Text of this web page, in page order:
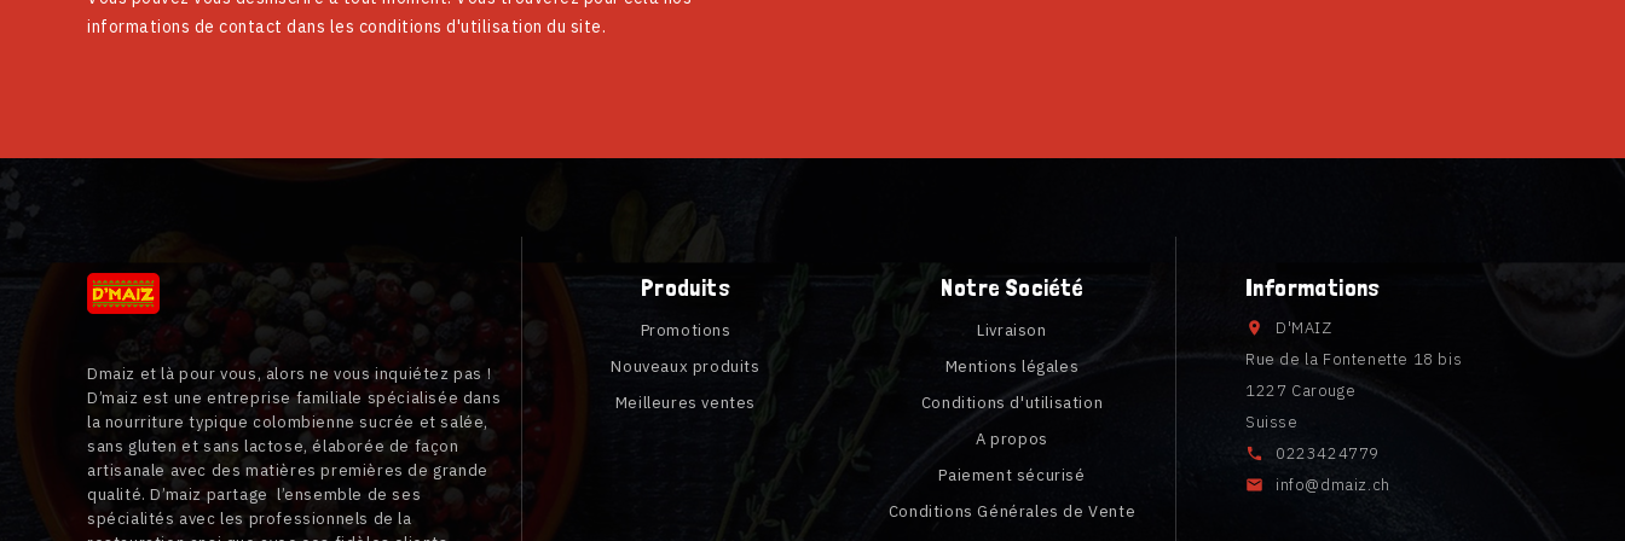
informations de contact dans les conditions d'utilisation du site.
Dmaiz et là pour vous, alors ne vous inquiétez pas !
D’maiz est une entreprise familiale spécialisée dans
la nourriture typique colombienne sucrée et salée,
sans gluten et sans lactose, élaborée de façon
artisanale avec des matières premières de grande
qualité. D’maiz partage l’ensemble de ses
spécialités avec les professionnels de la
Produits
Promotions
Nouveaux produits
Meilleures ventes
Notre Société
Livraison
Mentions légales
Conditions d'utilisation
A propos
Paiement sécurisé
Conditions Générales de Vente
Informations

D'MAIZ
Rue de la Fontenette 18 bis
1227 Carouge
Suisse
 0223424779
 info@dmaiz.ch